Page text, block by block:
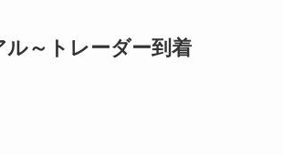
ル～トレーダー到着